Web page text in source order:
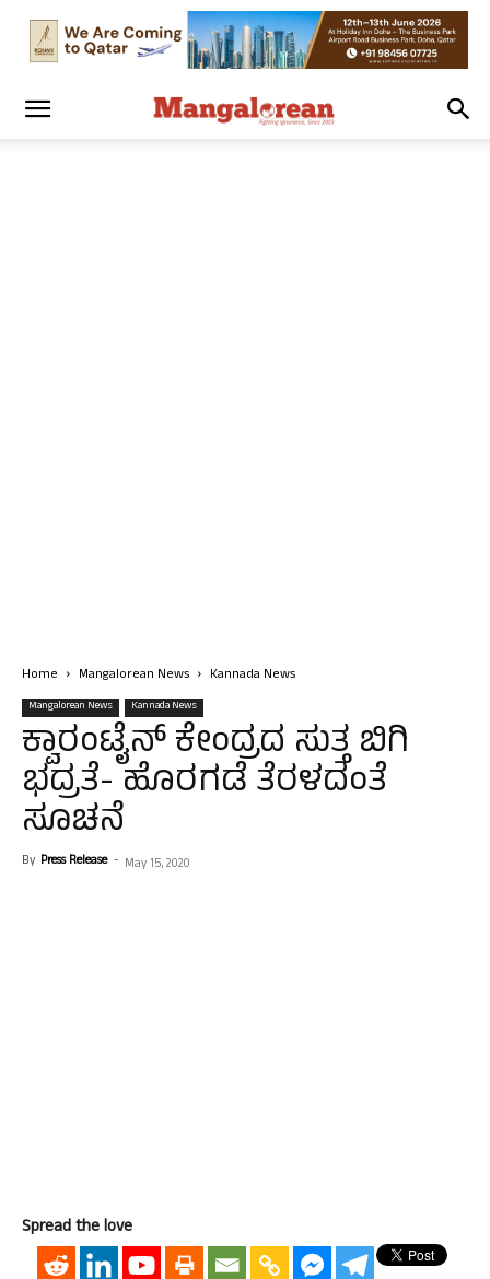
Home Mangalorean News Kannada News
Mangalorean News Kannada News
ಕ್ವಾರಂಟೈನ್ ಕೇಂದ್ರದ ಸುತ್ತ ಬಿಗಿ
ಭದ್ರತೆ- ಹೊರಗಡೆ ತೆರಳದಂತೆ
ಸೂಚನೆ
By Press Release - May 15, 2020
Spread the love